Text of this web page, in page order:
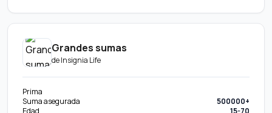
Grandes sumas
deInsignia Life
Prima
Suma asegurada
500000+
Edad
15-70